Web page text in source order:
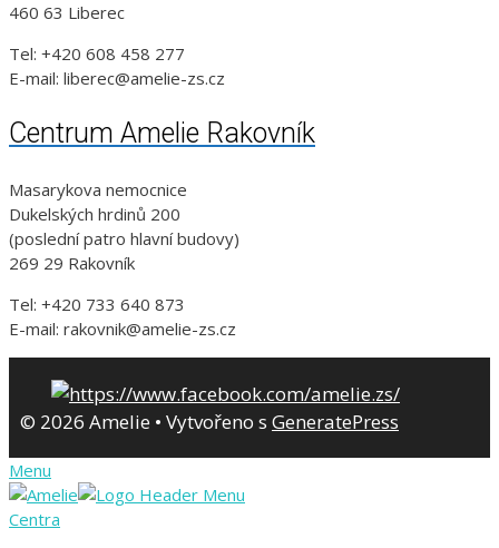
460 63 Liberec
Tel: +420 608 458 277
E-mail: liberec@amelie-zs.cz
Centrum Amelie Rakovník
Masarykova nemocnice
Dukelských hrdinů 200
(poslední patro hlavní budovy)
269 29 Rakovník
Tel: +420 733 640 873
E-mail: rakovnik@amelie-zs.cz
© 2026 Amelie • Vytvořeno s GeneratePress
Menu
Centra